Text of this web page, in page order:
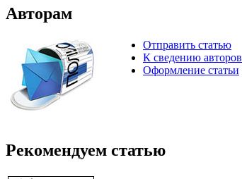
Авторам
Отправить статью
К сведению авторов
Оформление статьи
Рекомендуем статью